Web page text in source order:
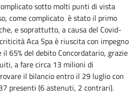
sotto molti punti di vista
come complicato è stato il primo
e soprattutto, a causa del Covid-
Aca Spa è riuscita con impegno
65% del debito Concordatario, grazie
a fare circa 13 milioni di
il bilancio entro il 29 luglio con
presenti (6 astenuti, 2 contrari).